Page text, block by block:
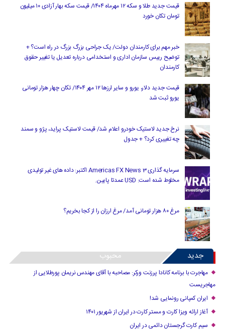
قیمت جدید طلا و سکه ۱۲ مهرماه ۱۴۰۴/ قیمت سکه بهار آزادی ۱۰ میلیون
تومان تکان خورد
خبر مهم برای کارمندان دولت/ یک جراحی بزرگ بزرگ در راه است؟ +
توضیح رییس سازمان اداری و استخدامی درباره تعدیل یا تغییر حقوق
کارمندان
قیمت جدید دلار، یورو و سایر ارزها ۱۲ مهر ۱۴۰۴/ تکان چهار هزار تومانی
یورو ثبت شد
نرخ جدید لاستیک خودرو اعلام شد/ قیمت لاستیک پراید، پژو و سمند
چه تغییری کرد؟ + جدول
سرمایه گذاری Americas FX News 3 اکتبر: داده های غیر تولیدی
مخلوط شده است. USD عمدتا پایین.
مرغ ۸۰ هزار تومانی آمد/ مرغ ارزان را از کجا بخریم؟
جدید محبوب
مهاجرت با برنامه کانادا پرزنت ورکر: مصاحبه با آقای مهندس نریمان پورطلایی از
مهاجریست
ایران کمپانی رونمایی شد!
آغاز ارائه ویزا کارت و مستر کارت در ایران از شهریور ۱۴۰۱
سیم کارت گرجستان دائمی در ایران